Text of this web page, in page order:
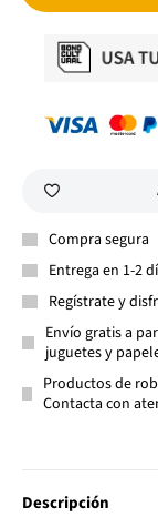
Compra segura
Entrega en 1-2
Regístrate y
Envío gratis a
juguetes y
Productos de
Contacta con
Descripción